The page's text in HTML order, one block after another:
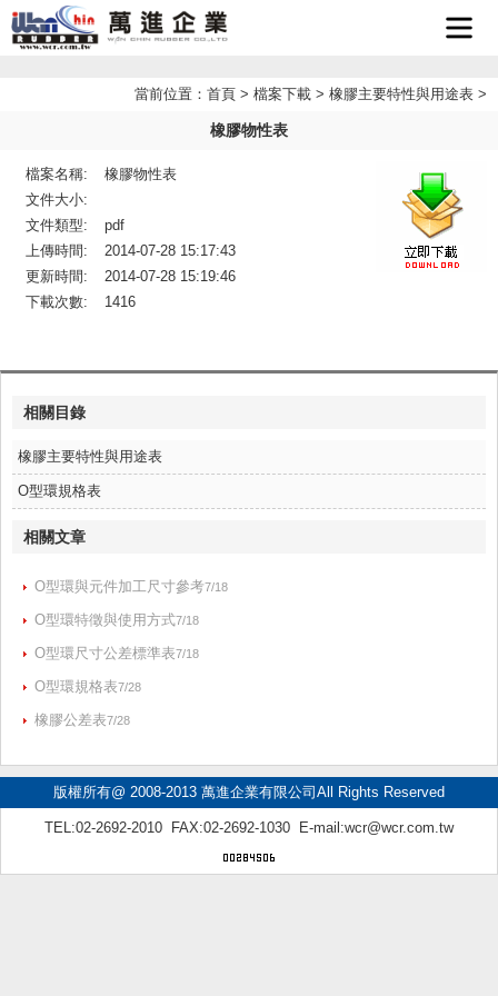
最新消
產品介
當前位置： 首頁 > 檔案下載 > 橡膠主要特性與用途表 >
橡膠物性表
檔案名稱:
橡膠物性表
文件大小:
文件類型:
pdf
上傳時間:
2014-07-28 15:17:43
更新時間:
2014-07-28 15:19:46
下載次數:
1416
相關目錄
橡膠主要特性與用途表
O型環規格表
相關文章
O型環與元件加工尺寸參考7/18
O型環特徵與使用方式7/18
O型環尺寸公差標準表7/18
O型環規格表7/28
橡膠公差表7/28
版權所有@ 2008-2013 萬進企業有限公司All Rights Reserved
TEL:02-2692-2010 FAX:02-2692-1030 E-mail:wcr@wcr.com.tw